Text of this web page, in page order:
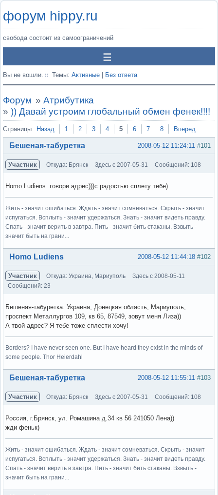
форум hippy.ru
свобода состоит из самоограничений
Вы не вошли. Темы: Активные Без ответа
Форум » Атрибутика
» )) Давай устроим глобальный обмен фенек!!!!
Страницы Назад 1 2 3 4 5 6 7 8 Вперед
#101
2008-05-12 11:24:11
Бешеная-табуретка
Участник Откуда: Брянск Здесь с 2007-05-31 Сообщений: 108
Homo Ludiens говори адрес)))с радостью сплету тебе)
Жить - значит ошибаться. Ждать - значит сомневаться. Скрыть - значит
испугаться. Всплыть - значит удержаться. Знать - значит видеть правду.
Спать - значит верить в завтра. Пить - значит бить стаканы. Взвыть -
значит быть на грани...
Вне форума #102
2008-05-12 11:44:18
Homo Ludiens
Участник Откуда: Украина, Мариуполь
Здесь с 2008-05-11
Сообщений: 23
Бешеная-табуретка: Украина, Донецкая область, Мариуполь,
проспект Металлургов 109, кв 65, 87549, зовут меня Лиза))
А твой адрес? Я тебе тоже сплести хочу!
Borders? I have never seen one. But I have heard they exist in the minds of
some people. Thor Heierdahl
Вне форума #103
2008-05-12 11:55:11
Бешеная-табуретка
Участник Откуда: Брянск Здесь с 2007-05-31 Сообщений: 108
Россия, г.Брянск, ул. Ромашина д.34 кв 56 241050 Лена))
жди феньк)
Жить - значит ошибаться. Ждать - значит сомневаться. Скрыть - значит
испугаться. Всплыть - значит удержаться. Знать - значит видеть правду.
Спать - значит верить в завтра. Пить - значит бить стаканы. Взвыть -
значит быть на грани...